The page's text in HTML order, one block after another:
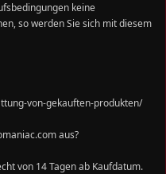
keine
so werden Sie sich mit diesem
von-gekauften-produkten/
aus?
von 14 Tagen ab Kaufdatum.